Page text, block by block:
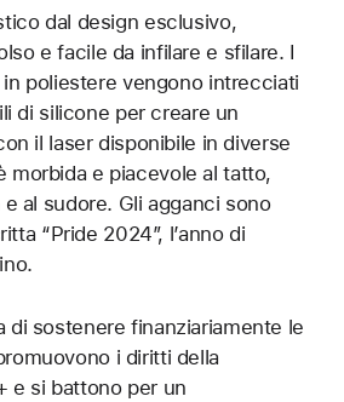
dal design esclusivo,
e facile da infilare e sfilare. I
poliestere vengono intrecciati
di silicone per creare un
il laser disponibile in diverse
morbida e piacevole al tatto,
e al sudore. Gli agganci sono
“Pride 2024”, l’anno di
di sostenere finanziariamente le
i diritti della
e si battono per un